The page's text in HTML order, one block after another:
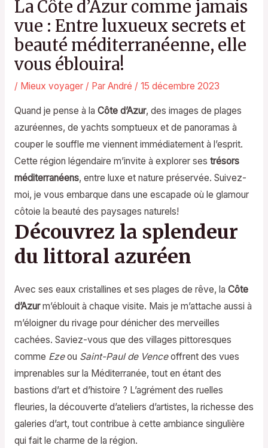
La Côte d’Azur comme jamais
vue : Entre luxueux secrets et
beauté méditerranéenne, elle
vous éblouira!
/ Mieux voyager/ Par André / 15 décembre 2023
Quand je pense à la Côte d’Azur, des images de plages
azuréennes, de yachts somptueux et de panoramas à
couper le souffle me viennent immédiatement à l’esprit.
Cette région légendaire m’invite à explorer ses trésors
méditerranéens, entre luxe et nature préservée. Suivez-
moi, je vous embarque dans une escapade où le glamour
côtoie la beauté des paysages naturels!
Découvrez la splendeur
du littoral azuréen
Avec ses eaux cristallines et ses plages de rêve, la Côte
d’Azurm’éblouit à chaque visite. Mais je m’attache aussi à
m’éloigner du rivage pour dénicher des merveilles
cachées. Saviez-vous que des villages pittoresques
comme Ezeou Saint-Paul de Venceoffrent des vues
imprenables sur la Méditerranée, tout en étant des
bastions d’art et d’histoire ? L’agrément des ruelles
fleuries, la découverte d’ateliers d’artistes, la richesse des
galeries d’art, tout contribue à cette ambiance singulière
qui fait le charme de la région.